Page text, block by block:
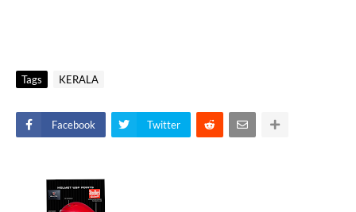
Tags KERALA
Facebook Twitter